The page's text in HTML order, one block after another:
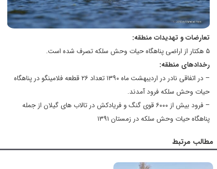
تعارضات و تهدیدات منطقه:
۵ هکتار از اراضی پناهگاه حیات وحش سلکه تصرف شده است.
رخدادهای منطقه:
– در اتفاقی نادر در اردیبهشت ماه ۱۳۹۰ تعداد ۲۶ قطعه فلامینگو در پناهگاه
حیات وحش سلکه فرود آمدند.
– فرود بیش از ۶۰۰۰ قوی گنگ و فریادکش در تالاب های گیلان از جمله
پناهگاه حیات وحش سلکه در زمستان ۱۳۹۱
مطالب مرتبط